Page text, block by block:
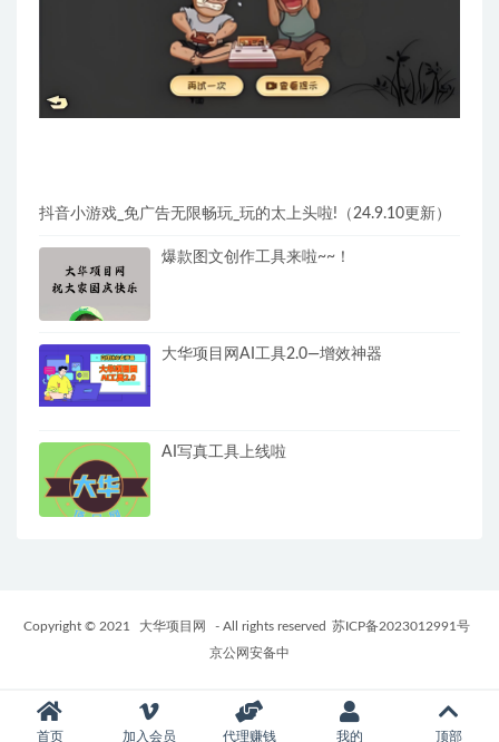
抖音小游戏_免广告无限畅玩_玩的太上头啦!（24.9.10更新）
爆款图文创作工具来啦~~！
大华项目网AI工具2.0—增效神器
AI写真工具上线啦
Copyright © 2021 大华项目网 - All rights reserved 苏ICP备2023012991号
京公网安备中
首页 加入会员 代理赚钱 我的 顶部